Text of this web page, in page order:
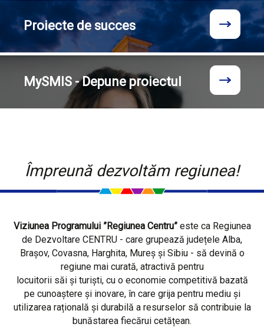
Proiecte de succes
MySMIS - Depune proiectul
Împreună dezvoltăm regiunea!
Viziunea Programului ”Regiunea Centru”este ca Regiunea
de Dezvoltare CENTRU - care grupează județele Alba,
Brașov, Covasna, Harghita, Mureș și Sibiu - să devină o
regiune mai curată, atractivă pentru
locuitorii săi și turiști, cu o economie competitivă bazată
pe cunoaștere și inovare, în care grija pentru mediu și
utilizarea rațională și durabilă a resurselor să contribuie la
bunăstarea fiecărui cetățean.